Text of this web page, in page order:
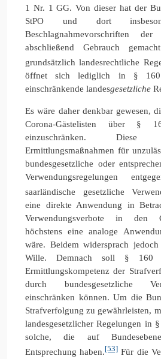
1 Nr. 1 GG. Von dieser hat der
StPO und dort
Beschlagnahmevorschriften
abschließend Gebrauch
grundsätzlich landesrechtliche
öffnet sich lediglich in §
einschränkende landesgesetzliche
Es wäre daher denkbar gewesen,
Corona-Gästelisten über §
einzuschränken.
Ermittlungsmaßnahmen für
bundesgesetzliche oder
Verwendungsregelungen
saarländische gesetzliche
eine direkte Anwendung in
Verwendungsverbote in den
höchstens eine analoge
wäre. Beidem widersprach jedoch
Wille. Demnach soll §
Ermittlungskompetenz der
durch bundesgesetzliche
einschränken können. Um die
Strafverfolgung zu gewährleisten,
landesgesetzlicher Regelungen in
solche, die auf
Entsprechung haben.[53] Für die